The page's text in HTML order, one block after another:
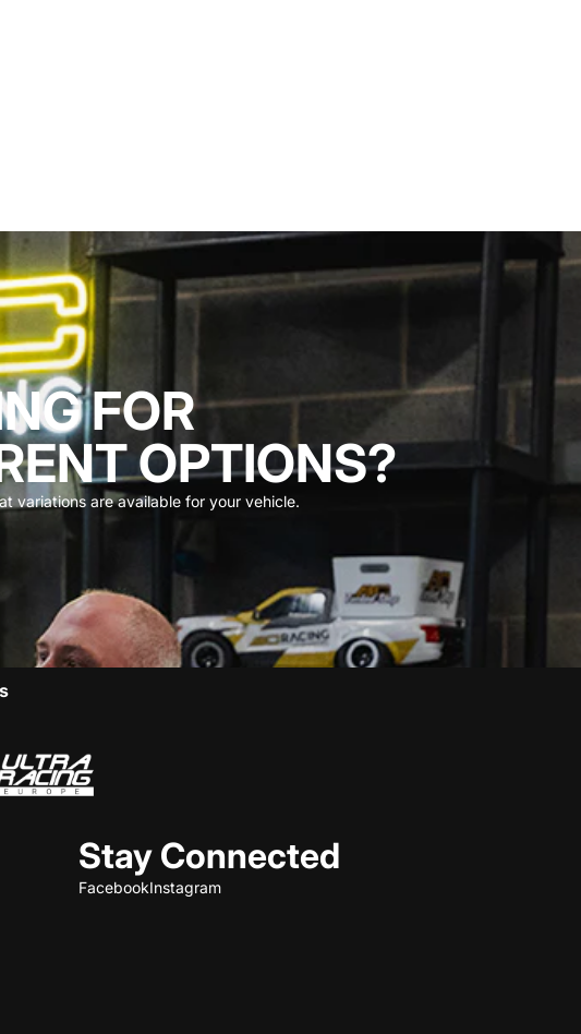
FOR
OPTIONS?
variations are available for your vehicle.
Stay Connected
FacebookInstagram